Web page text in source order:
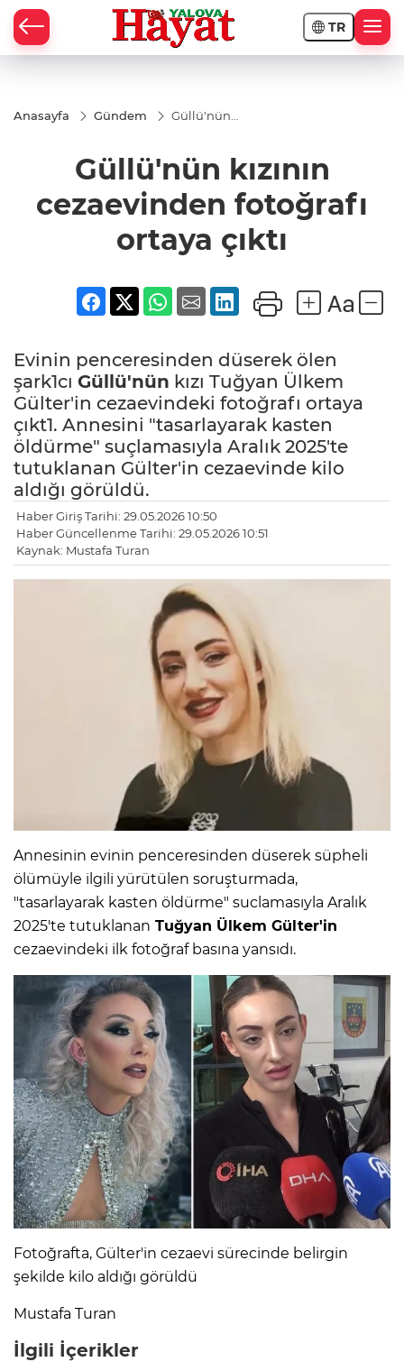
TR
Anasayfa Gündem
Güllü'nün
fotoğrafı
ortaya çıktı
Güllü'nün kızının
cezaevinden fotoğrafı
ortaya çıktı
Evinin penceresinden düserek ölen
şark1cı Güllü'nün kızı Tuğyan Ülkem
Gülter'in cezaevindeki fotoğrafı ortaya
çıkt1. Annesini "tasarlayarak kasten
öldürme" suçlamasıyla Aralık 2025'te
tutuklanan Gülter'in cezaevinde kilo
aldığı görüldü.
Haber Giriş Tarihi: 29.05.2026 10:50
Haber Güncellenme Tarihi: 29.05.2026 10:51
Kaynak: Mustafa Turan
Annesinin evinin penceresinden düserek süpheli
ölümüyle ilgili yürütülen soruşturmada,
"tasarlayarak kasten öldürme" suclamasıyla Aralık
2025'te tutuklanan Tuğyan Ülkem Gülter'in
cezaevindeki ilk fotoğraf basına yansıdı.
Fotoğrafta, Gülter'in cezaevi sürecinde belirgin
şekilde kilo aldığı görüldü
Mustafa Turan
İlgili İçerikler